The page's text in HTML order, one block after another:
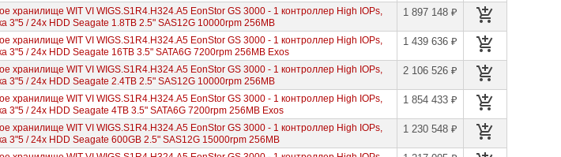
хранилище WIT VI WIGS.S1R4.H324.A5 EonStor GS 3000 - 1 контроллер High IOPs,
3"5 / 24x HDD Seagate 1.8TB 2.5" SAS12G 10000rpm 256MB
1 897 148 ₽
хранилище WIT VI WIGS.S1R4.H324.A5 EonStor GS 3000 - 1 контроллер High IOPs,
3"5 / 24x HDD Seagate 16TB 3.5" SATA6G 7200rpm 256MB Exos
1 439 636 ₽
хранилище WIT VI WIGS.S1R4.H324.A5 EonStor GS 3000 - 1 контроллер High IOPs,
3"5 / 24x HDD Seagate 2.4TB 2.5" SAS12G 10000rpm 256MB
2 106 526 ₽
хранилище WIT VI WIGS.S1R4.H324.A5 EonStor GS 3000 - 1 контроллер High IOPs,
3"5 / 24x HDD Seagate 4TB 3.5" SATA6G 7200rpm 256MB Exos
1 854 433 ₽
хранилище WIT VI WIGS.S1R4.H324.A5 EonStor GS 3000 - 1 контроллер High IOPs,
3"5 / 24x HDD Seagate 600GB 2.5" SAS12G 15000rpm 256MB
1 230 548 ₽